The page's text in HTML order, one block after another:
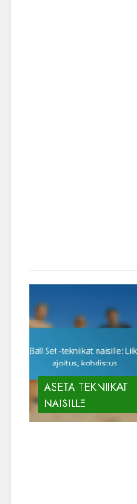
ASETA TEKNIIKAT
NAISILLE